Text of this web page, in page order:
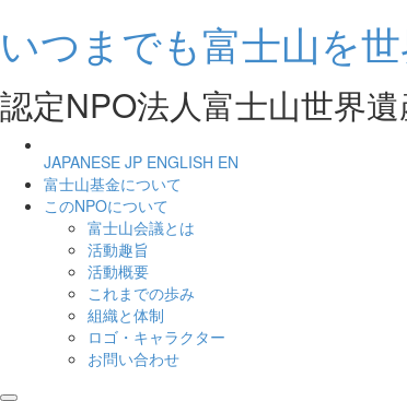
いつまでも富士山を
認定NPO法人富士山世界
JAPANESE JP ENGLISH EN
富士山基金について
このNPOについて
富士山会議とは
活動趣旨
活動概要
これまでの歩み
組織と体制
ロゴ・キャラクター
お問い合わせ